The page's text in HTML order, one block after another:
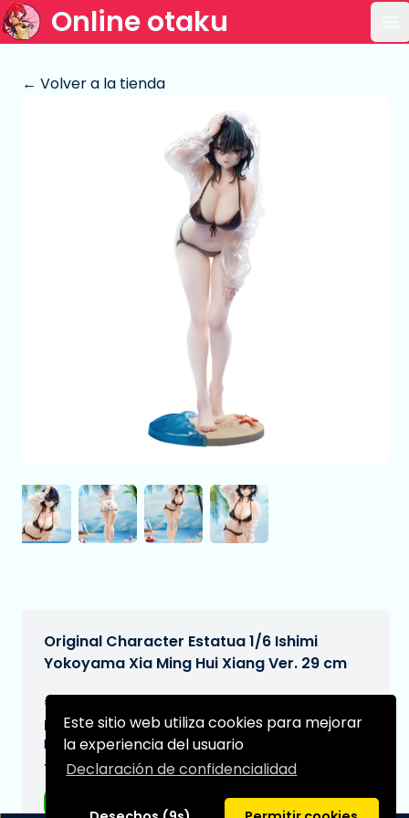
Este sitio web utiliza cookies para mejorar
la experiencia del usuario
Declaración de confidencialidad
Online otaku
← Volver a la tienda
Original Character Estatua 1/6 Ishimi
Yokoyama Xia Ming Hui Xiang Ver. 29 cm
€89,99
Fecha de entrega prevista:
N/A
Tipo: